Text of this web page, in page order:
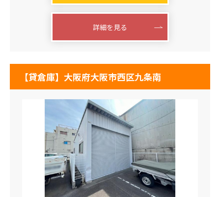
詳細を見る
【貸倉庫】大阪府大阪市西区九条南